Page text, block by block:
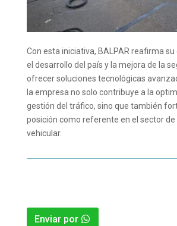
Con esta iniciativa, BALPAR reafirma
el desarrollo del país y la mejora de la
ofrecer soluciones tecnológicas
la empresa no solo contribuye a la
gestión del tráfico, sino que también
posición como referente en el sector de
vehicular.
Enviar por